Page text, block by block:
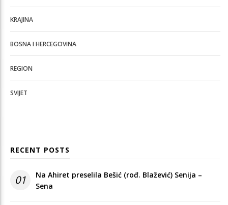
KRAJINA
BOSNA I HERCEGOVINA
REGION
SVIJET
RECENT POSTS
01
Na Ahiret preselila Bešić (rođ. Blažević) Senija –
Sena